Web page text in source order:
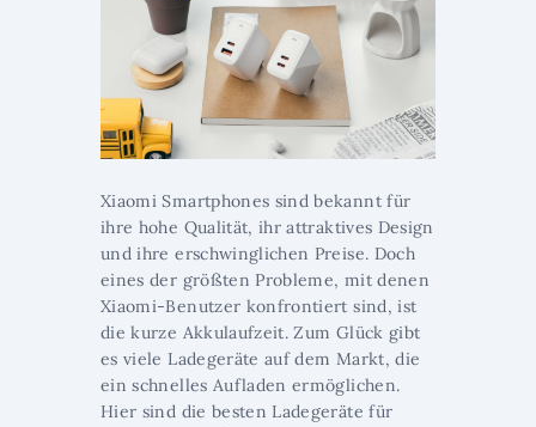
Xiaomi Smartphones sind bekannt für
ihre hohe Qualität, ihr attraktives Design
und ihre erschwinglichen Preise. Doch
eines der größten Probleme, mit denen
Xiaomi-Benutzer konfrontiert sind, ist
die kurze Akkulaufzeit. Zum Glück gibt
es viele Ladegeräte auf dem Markt, die
ein schnelles Aufladen ermöglichen.
Hier sind die besten Ladegeräte für